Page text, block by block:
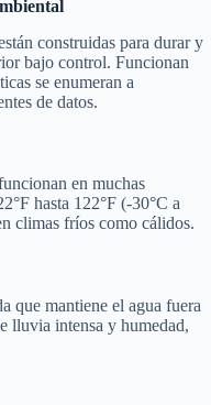
construidas para durar y
bajo control. Funcionan
se enumeran a
de datos.
en muchas
hasta 122°F (-30°C a
climas fríos como cálidos.
que mantiene el agua fuera
lluvia intensa y humedad,